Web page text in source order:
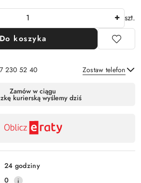
szt.
Do koszyka
230 52 40 Zostaw telefon
Zamów w ciągu
kurierską wyślemy dziś
24 godziny
0